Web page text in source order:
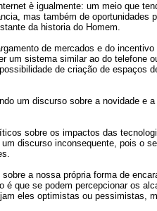
è igualmente: um meio que
mas também de
da historia do Homem.
de mercados e do
um sistema similar ao do
de criação de
um discurso sobre a novidade
sobre os impactos das
discurso inconsequente, pois o
a nossa própria forma de
é que se podem percepcionar os
eles optimistas ou pessimistas,